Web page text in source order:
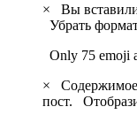
×
Вы
Убрать
Only 75 emoji
×
пост.